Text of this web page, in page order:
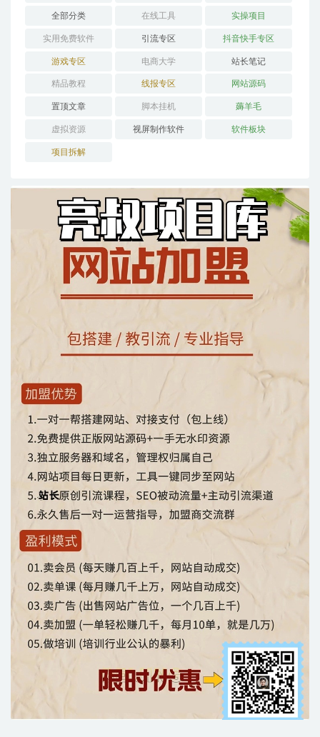
全部分类 在线工具 实操项目
实用免费软件 引流专区 抖音快手专区
游戏专区 电商大学 站长笔记
精品教程 线报专区 网站源码
置顶文章 脚本挂机 薅羊毛
虚拟资源 视屏制作软件 软件板块
项目拆解